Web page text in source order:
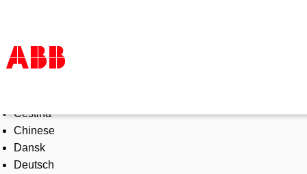
Products & Solutions
Industries
Services
About us
Čeština
Chinese
Dansk
Deutsch